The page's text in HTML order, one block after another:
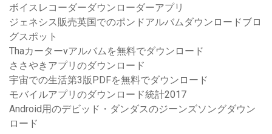
ボイスレコーダーダウンローダーアプリ
ジェネシス販売英国でのポンドアルバムダウンロードブロ
グスポット
Thaカーターvアルバムを無料でダウンロード
ささやきアプリのダウンロード
宇宙での生活第3版PDFを無料でダウンロード
モバイルアプリのダウンロード統計2017
Android用のデビッド・ダンダスのジーンズソングダウン
ロード